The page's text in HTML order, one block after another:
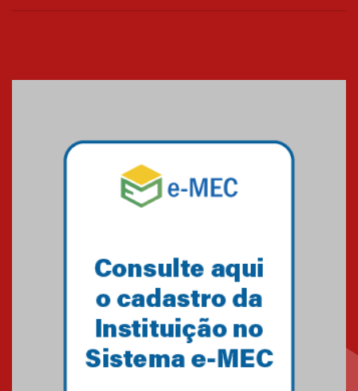
Mackenzie mobiliza campanha
solidária para apoiar famílias em
Minas Gerais
Primeiro culto do ano ressalta o
27.02.2026